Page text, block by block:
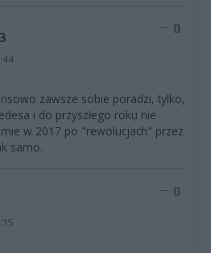
0
zawsze sobie poradzi, tylko,
i do przyszłego roku nie
w 2017 po "rewolucjach" przez
samo.
0